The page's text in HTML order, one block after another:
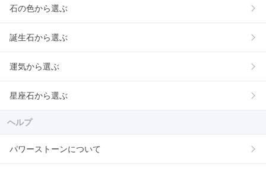
石の色から選ぶ
誕生石から選ぶ
運気から選ぶ
星座石から選ぶ
ヘルプ
パワーストーンについて